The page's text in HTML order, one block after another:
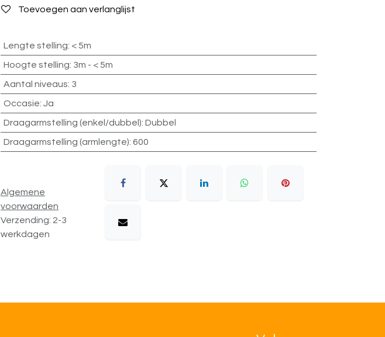
Toevoegen aan verlanglijst
Lengte stelling: < 5m
Hoogte stelling: 3m - < 5m
Aantal niveaus: 3
Occasie: Ja
Draagarmstelling (enkel/dubbel): Dubbel
Draagarmstelling (armlengte): 600
Algemene
voorwaarden
Verzending: 2-3
werkdagen